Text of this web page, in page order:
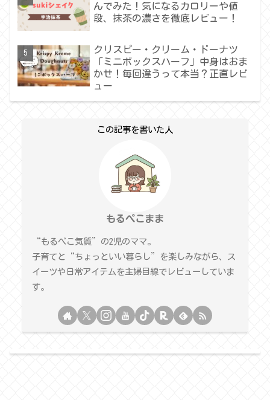
んでみた！気になるカロリーや値
段、抹茶の濃さを徹底レビュー！
クリスピー・クリーム・ドーナツ
「ミニボックスハーフ」中身はおま
かせ！毎回違うって本当？正直レビ
ュー
この記事を書いた人
もるぺこまま
“もるぺこ気質”の2児のママ。
子育てと“ちょっといい暮らし”を楽しみながら、ス
イーツや日常アイテムを主婦目線でレビューしていま
す。